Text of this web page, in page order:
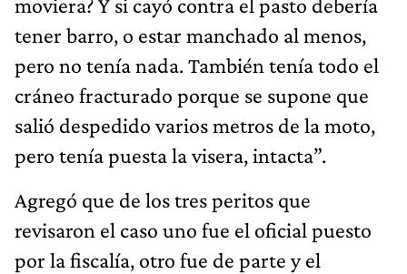
tener barro, o estar manchado al menos,
pero no tenía nada. También tenía todo el
cráneo fracturado porque se supone que
salió despedido varios metros de la moto,
pero tenía puesta la visera, intacta”.
Agregó que de los tres peritos que
revisaron el caso uno fue el oficial puesto
por la fiscalía, otro fue de parte y el